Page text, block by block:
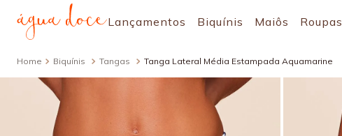
Lançamentos Biquínis Maiôs Roupas
Biquínis Tangas Tanga Lateral Média Estampada Aquamarine